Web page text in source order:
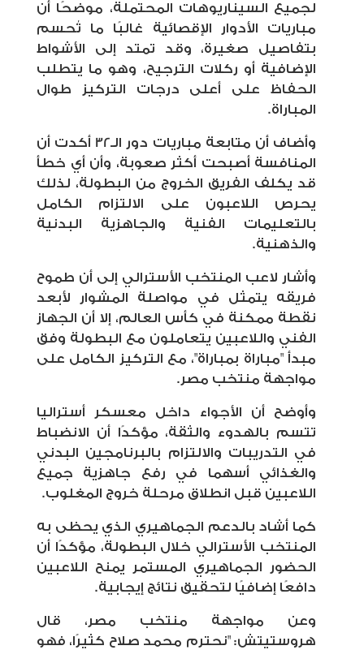
لجميع السيناريوهات المحتملة، موضحًا أن
مباريات الأدوار الإقصائية غالبًا ما تُحسم
بتفاصيل صغيرة، وقد تمتد إلى الأشواط
الإضافية أو ركلات الترجيح، وهو ما يتطلب
الحفاظ على أعلى درجات التركيز طوال
المباراة.
وأضاف أن متابعة مباريات دور الـ32 أكدت أن
المنافسة أصبحت أكثر صعوبة، وأن أي خطأ
قد يكلف الفريق الخروج من البطولة، لذلك
يحرص اللاعبون على الالتزام الكامل
بالتعليمات الفنية والجاهزية البدنية
والذهنية.
وأشار لاعب المنتخب الأسترالي إلى أن طموح
فريقه يتمثل في مواصلة المشوار لأبعد
نقطة ممكنة في كأس العالم، إلا أن الجهاز
الفني واللاعبين يتعاملون مع البطولة وفق
مبدأ "مباراة بمباراة"، مع التركيز الكامل على
مواجهة منتخب مصر.
وأوضح أن الأجواء داخل معسكر أستراليا
تتسم بالهدوء والثقة، مؤكدًا أن الانضباط
في التدريبات والالتزام بالبرنامجين البدني
والغذائي أسهما في رفع جاهزية جميع
اللاعبين قبل انطلاق مرحلة خروج المغلوب.
كما أشاد بالدعم الجماهيري الذي يحظى به
المنتخب الأسترالي خلال البطولة، مؤكدًا أن
الحضور الجماهيري المستمر يمنح اللاعبين
دافعًا إضافيًا لتحقيق نتائج إيجابية.
وعن مواجهة منتخب مصر، قال
هروستيتش: "نحترم محمد صلاح كثيرًا، فهو